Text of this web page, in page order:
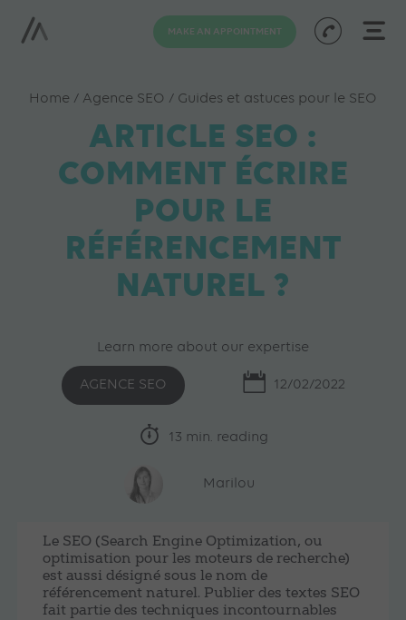
MAKE AN APPOINTMENT
Home / Agence SEO / Guides et astuces pour le SEO
ARTICLE SEO :
COMMENT ÉCRIRE
POUR LE
RÉFÉRENCEMENT
NATUREL ?
Learn more about our expertise
AGENCE SEO 12/02/2022
13 min. reading
Marilou
Le SEO (Search Engine Optimization, ou
optimisation pour les moteurs de recherche)
est aussi désigné sous le nom de
référencement naturel. Publier des textes SEO
fait partie des techniques incontournables